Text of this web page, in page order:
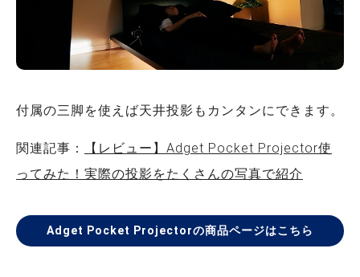
付属の三脚を使えば天井投影もカンタンにできます。
関連記事：
【レビュー】Adget Pocket Projector使
ってみた！実際の投影をたくさんの写真で紹介
Adget Pocket Projectorの商品ページはこちら